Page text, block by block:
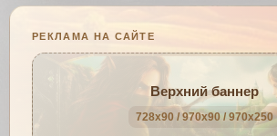
РЕКЛАМА НА САЙТЕ
Верхний баннер
728x90 / 970x90 / 970x250